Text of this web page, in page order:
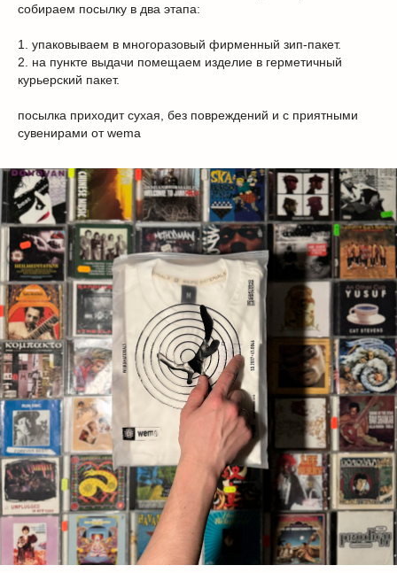
собираем посылку в два этапа:
1. упаковываем в многоразовый фирменный зип-пакет.
2. на пункте выдачи помещаем изделие в герметичный
курьерский пакет.
посылка приходит сухая, без повреждений и с приятными
сувенирами от wema
КАТАЛОГ
о бренде
история
дизайн
проекты
коллекции
КОНТАКТЫ
телеграм
vk
запретграм
ПОМОЩЬ
отзывы
доставка